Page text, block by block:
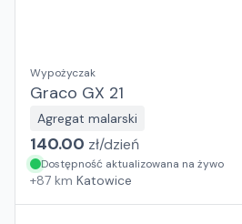
Wypożyczak
Graco GX 21
Agregat malarski
140.00 zł/dzień
Dostępność aktualizowana na żywo
+87 km Katowice